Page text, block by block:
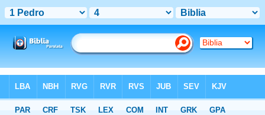
>LBLA > 1 Pedro 4